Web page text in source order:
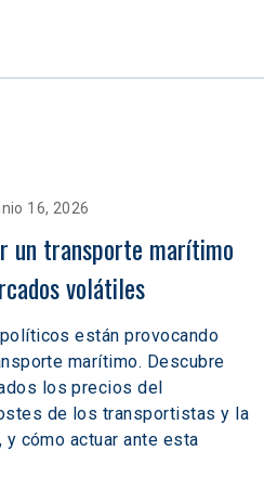
16, 2026
un transporte marítimo
volátiles
están provocando
marítimo. Descubre
los precios del
de los transportistas y la
cómo actuar ante esta